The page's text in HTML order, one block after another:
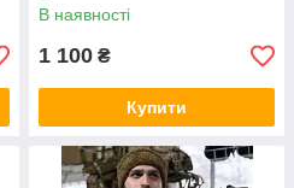
В наявності
1 100 ₴
Купити